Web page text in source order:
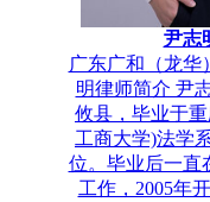
尹志
广东广和（龙华
明律师简介 尹
攸县，毕业于
工商大学)法学
位。毕业后一直
工作，2005年